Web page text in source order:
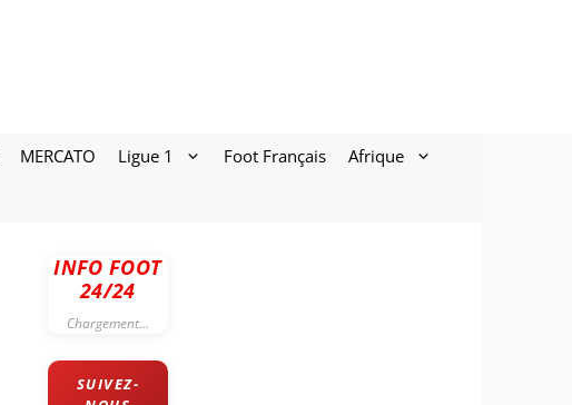
MERCATO Ligue 1 Foot Français Afrique
INFO FOOT
24/24
Chargement...